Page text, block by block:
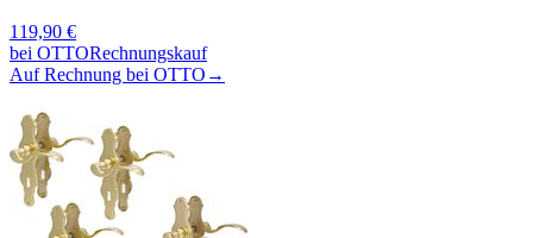
119,90 €
bei OTTORechnungskauf
Auf Rechnung bei OTTO →